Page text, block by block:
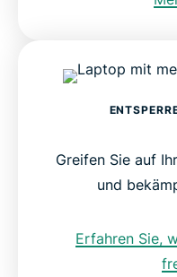
Greifen Sie auf
und
Erfahren Sie,